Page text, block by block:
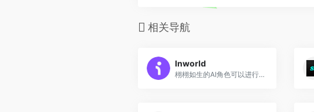
相关导航
Inworld
栩栩如生的AI角色可以进行开放式的对话。问他们任何东西。了游戏、娱乐和虚拟世界。